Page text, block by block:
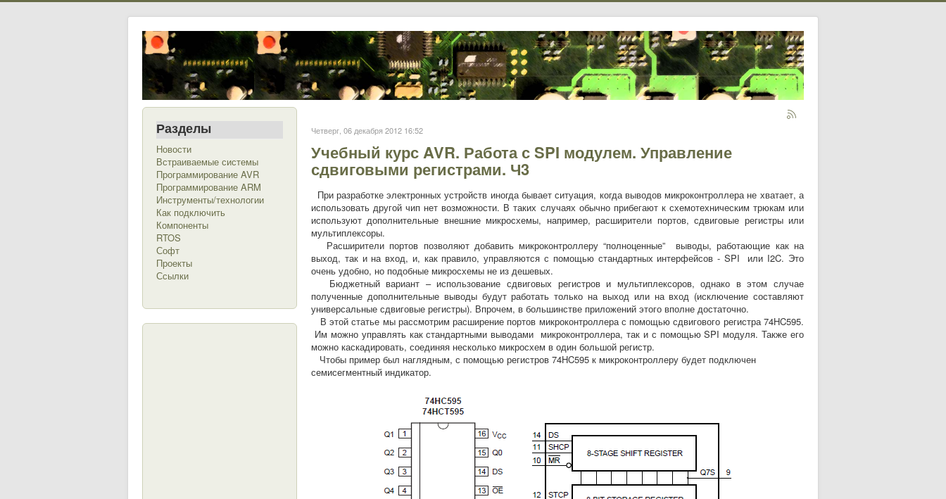
Разделы
Новости
Встраиваемые системы
Программирование AVR
Программирование ARM
Инструменты/технологии
Как подключить
Компоненты
RTOS
Софт
Проекты
Ссылки
Четверг, 06 декабря 2012 16:52
Учебный курс AVR. Работа с SPI модулем. Управление
сдвиговыми регистрами. Ч3
При разработке электронных устройств иногда бывает ситуация, когда выводов микроконтроллера не хватает, а
использовать другой чип нет возможности. В таких случаях обычно прибегают к схемотехническим трюкам или
используют дополнительные внешние микросхемы, например, расширители портов, сдвиговые регистры или
мультиплексоры.
Расширители портов позволяют добавить микроконтроллеру “полноценные” выводы, работающие как на
выход, так и на вход, и, как правило, управляются с помощью стандартных интерфейсов - SPI или I2C. Это
очень удобно, но подобные микросхемы не из дешевых.
Бюджетный вариант – использование сдвиговых регистров и мультиплексоров, однако в этом случае
полученные дополнительные выводы будут работать только на выход или на вход (исключение составляют
универсальные сдвиговые регистры). Впрочем, в большинстве приложений этого вполне достаточно.
В этой статье мы рассмотрим расширение портов микроконтроллера с помощью сдвигового регистра 74HC595.
Им можно управлять как стандартными выводами микроконтроллера, так и с помощью SPI модуля. Также его
можно каскадировать, соединяя несколько микросхем в один большой регистр.
Чтобы пример был наглядным, с помощью регистров 74HC595 к микроконтроллеру будет подключен
семисегментный индикатор.